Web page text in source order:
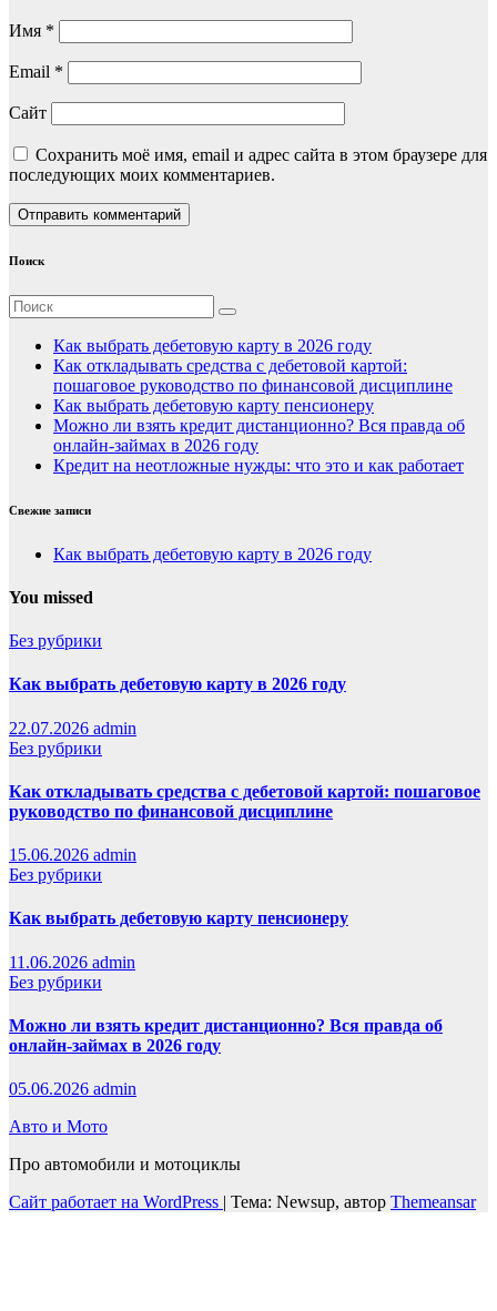
Имя *
Email *
Сайт
Сохранить моё имя, email и адрес сайта в этом браузере для
последующих моих комментариев.
Поиск
Как выбрать дебетовую карту в 2026 году
Как откладывать средства с дебетовой картой:
пошаговое руководство по финансовой дисциплине
Как выбрать дебетовую карту пенсионеру
Можно ли взять кредит дистанционно? Вся правда об
онлайн-займах в 2026 году
Кредит на неотложные нужды: что это и как работает
Свежие записи
Как выбрать дебетовую карту в 2026 году
You missed
Без рубрики
Как выбрать дебетовую карту в 2026 году
22.07.2026 admin
Без рубрики
Как откладывать средства с дебетовой картой: пошаговое
руководство по финансовой дисциплине
15.06.2026 admin
Без рубрики
Как выбрать дебетовую карту пенсионеру
11.06.2026 admin
Без рубрики
Можно ли взять кредит дистанционно? Вся правда об
онлайн-займах в 2026 году
05.06.2026 admin
Авто и Мото
Про автомобили и мотоциклы
Сайт работает на WordPress | Тема: Newsup, автор Themeansar